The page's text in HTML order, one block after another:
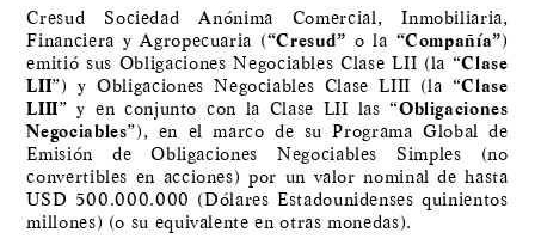
Cresud Sociedad Anónima Comercial, Inmobiliaria,
Financiera y Agropecuaria (“Cresud” o la “Compañía”)
emitió sus Obligaciones Negociables Clase LII (la “Clase
LII”) y Obligaciones Negociables Clase LIII (la “Clase
LIII” y en conjunto con la Clase LII las “Obligaciones
Negociables”), en el marco de su Programa Global de
Emisión de Obligaciones Negociables Simples (no
convertibles en acciones) por un valor nominal de hasta
USD 500.000.000 (Dólares Estadounidenses quinientos
millones) (o su equivalente en otras monedas).